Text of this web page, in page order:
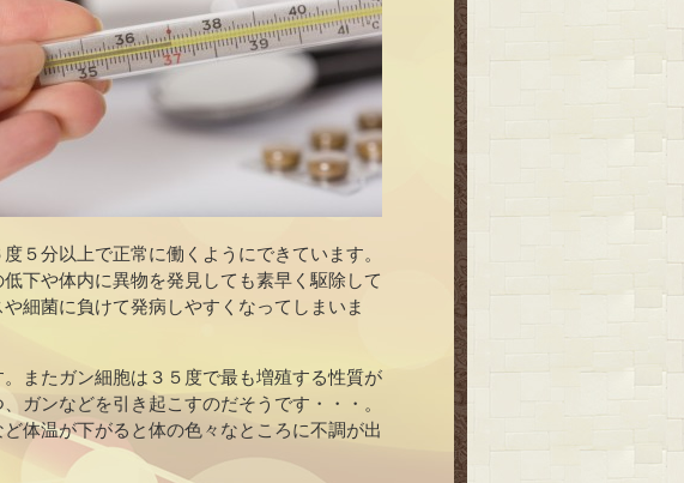
５分以上で正常に働くようにできています。
下や体内に異物を発見しても素早く駆除して
細菌に負けて発病しやすくなってしまいま
またガン細胞は３５度で最も増殖する性質が
ガンなどを引き起こすのだそうです・・・。
体温が下がると体の色々なところに不調が出